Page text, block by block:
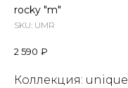
rocky "m"
SKU: UMR
2 590 ₽
Коллекция: unique